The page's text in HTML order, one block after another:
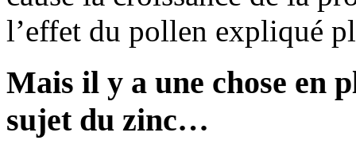
l’effet du pollen expliqué
Mais il y a une chose en
sujet du zinc…